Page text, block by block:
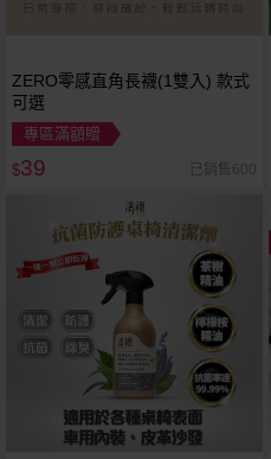
ZERO零感直角長襪(1雙入) 款式
可選
專區滿額贈
$39 已銷售600